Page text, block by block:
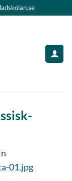
01.jpg